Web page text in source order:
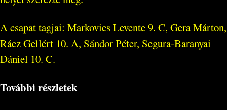
A csapat tagjai: Markovics Levente 9. C, Gera Márton,
Rácz Gellért 10. A, Sándor Péter, Segura-Baranyai
Dániel 10. C.
További részletek